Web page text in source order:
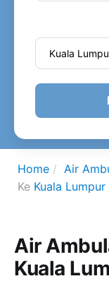
Home Air
Ke Kuala Lumpur
Air
Kuala